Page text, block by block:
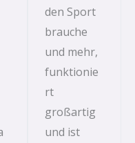
den Sport
brauche
und mehr,
funktionie
rt
großartig
und ist